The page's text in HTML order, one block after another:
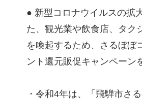
● 新型コロナウイルスの拡
た、観光業や飲食店、タク
を喚起するため、さるぼぼ
ント還元販促キャンペーン
・令和4年は、「飛騨市さ